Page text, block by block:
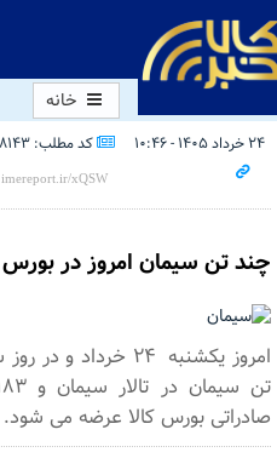
خانه
۲۴ خرداد ۱۴۰۵ - ۱۰:۴۶ کد مطلب: 98143
چند تن سیمان امروز در
صادراتی بورس کالا عرضه می شود.